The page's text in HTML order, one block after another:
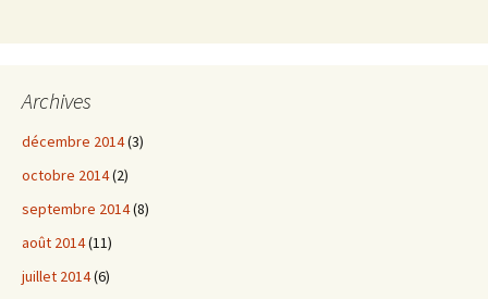
Archives
décembre 2014(3)
octobre 2014(2)
septembre 2014(8)
août 2014(11)
juillet 2014(6)